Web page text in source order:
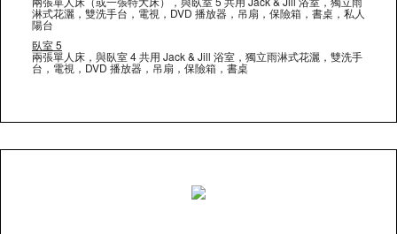
淋式花灑，雙洗手台，電視，DVD 播放器，吊扇，保險箱，書桌，私人
陽台
臥室 5
兩張單人床，與臥室 4 共用 Jack & Jill 浴室，獨立雨淋式花灑，雙洗手
台，電視，DVD 播放器，吊扇，保險箱，書桌